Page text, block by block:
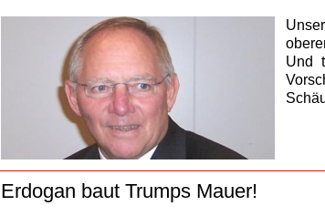
Und
Erdogan baut Trumps Mauer!